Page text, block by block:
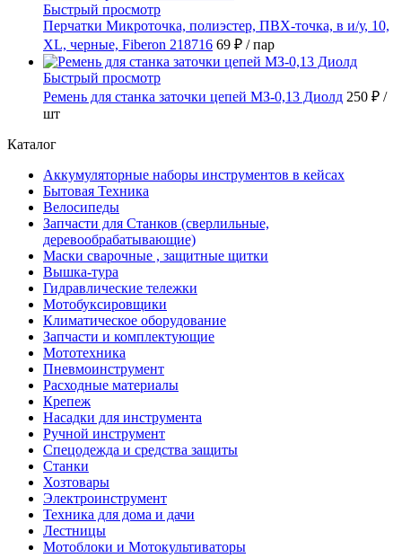
Быстрый просмотр
Перчатки Микроточка, полиэстер, ПВХ-точка, в и/у, 10,
ХL, черные, Fiberon 218716 69 ₽ / пар
Быстрый просмотр
Ремень для станка заточки цепей МЗ-0,13 Диолд 250 ₽ /
шт
Каталог
Аккумуляторные наборы инструментов в кейсах
Бытовая Техника
Велосипеды
Запчасти для Станков (сверлильные,
деревообрабатывающие)
Маски сварочные , защитные щитки
Вышка-тура
Гидравлические тележки
Мотобуксировщики
Климатическое оборудование
Запчасти и комплектующие
Мототехника
Пневмоинструмент
Расходные материалы
Крепеж
Насадки для инструмента
Ручной инструмент
Спецодежда и средства защиты
Станки
Хозтовары
Электроинструмент
Техника для дома и дачи
Лестницы
Мотоблоки и Мотокультиваторы